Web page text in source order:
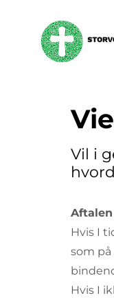
Vil i
Hvis I
som
Hvis I